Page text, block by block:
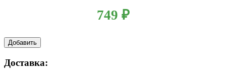
749 ₽
Добавить
Доставка: